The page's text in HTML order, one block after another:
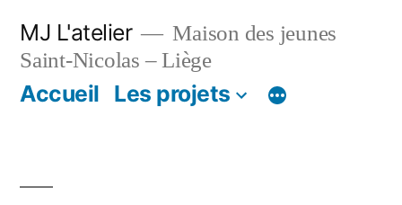
contenu
MJ L'atelier
Maison des jeunes
Saint-Nicolas – Liège
Accueil Les projets